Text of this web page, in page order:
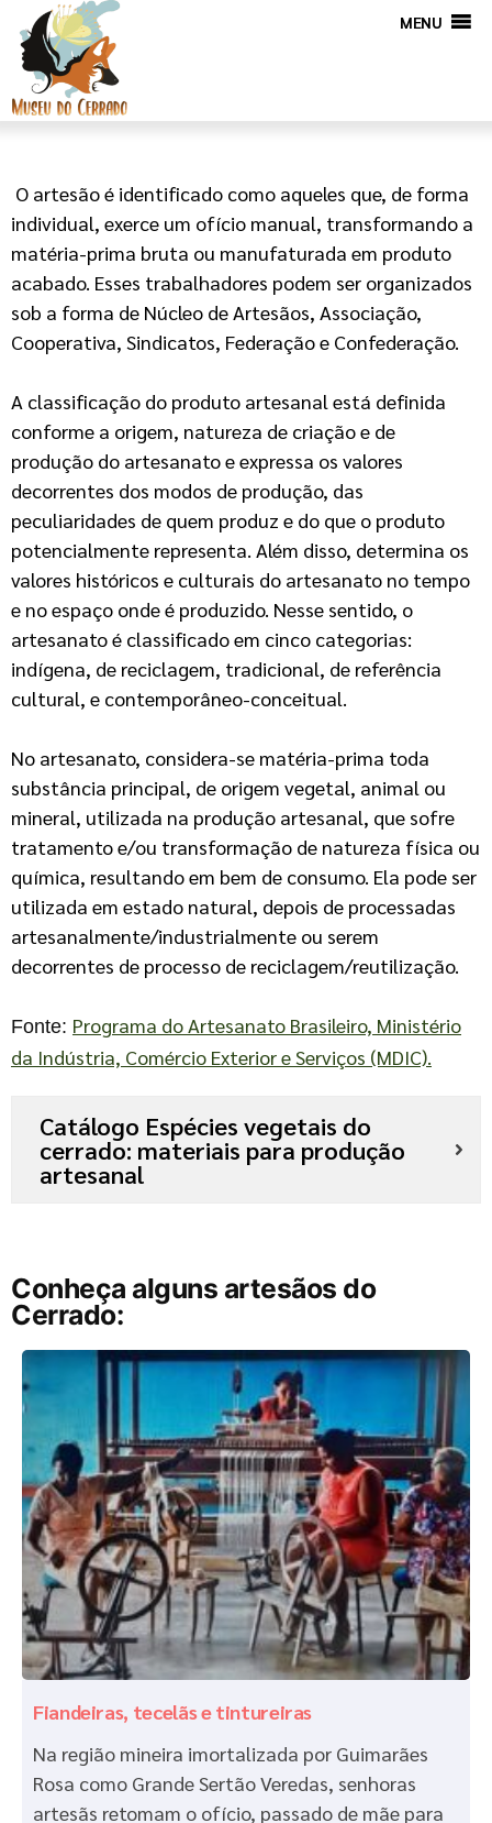
MENU
O artesão é identificado como aqueles que, de forma
individual, exerce um ofício manual, transformando a
matéria-prima bruta ou manufaturada em produto
acabado. Esses trabalhadores podem ser organizados
sob a forma de Núcleo de Artesãos, Associação,
Cooperativa, Sindicatos, Federação e Confederação.
A classificação do produto artesanal está definida
conforme a origem, natureza de criação e de
produção do artesanato e expressa os valores
decorrentes dos modos de produção, das
peculiaridades de quem produz e do que o produto
potencialmente representa. Além disso, determina os
valores históricos e culturais do artesanato no tempo
e no espaço onde é produzido. Nesse sentido, o
artesanato é classificado em cinco categorias:
indígena, de reciclagem, tradicional, de referência
cultural, e contemporâneo-conceitual.
No artesanato, considera-se matéria-prima toda
substância principal, de origem vegetal, animal ou
mineral, utilizada na produção artesanal, que sofre
tratamento e/ou transformação de natureza física ou
química, resultando em bem de consumo. Ela pode ser
utilizada em estado natural, depois de processadas
artesanalmente/industrialmente ou serem
decorrentes de processo de reciclagem/reutilização.
Fonte: Programa do Artesanato Brasileiro, Ministério
da Indústria, Comércio Exterior e Serviços (MDIC).
Catálogo Espécies vegetais do
cerrado: materiais para produção
artesanal
Conheça alguns artesãos do
Cerrado:
Fiandeiras, tecelãs e tintureiras
Na região mineira imortalizada por Guimarães
Rosa como Grande Sertão Veredas, senhoras
artesãs retomam o ofício, passado de mãe para